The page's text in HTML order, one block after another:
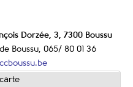
Dorzée, 3, 7300 Boussu
Boussu, 065/ 80 01 36